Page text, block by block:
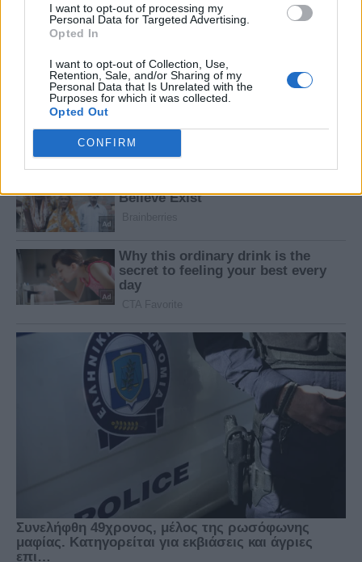
I want to opt-out of processing my
Personal Data for Targeted Advertising.
Opted In
I want to opt-out of Collection, Use,
Retention, Sale, and/or Sharing of my
Personal Data that Is Unrelated with the
Purposes for which it was collected.
Opted Out
CONFIRM